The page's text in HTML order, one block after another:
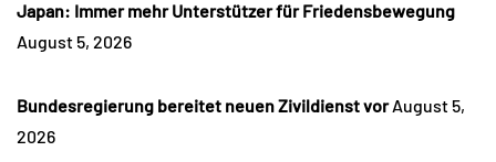
Japan: Immer mehr Unterstützer für Friedensbewegung
August 5, 2026
Bundesregierung bereitet neuen Zivildienst vor August 5,
2026